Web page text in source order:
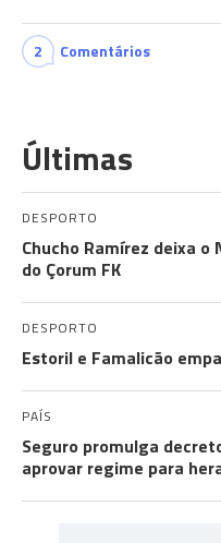
2 Comentários
Últimas
DESPORTO
Chucho Ramírez deixa
do Çorum FK
DESPORTO
Estoril e Famalicão
PAÍS
Seguro promulga
aprovar regime para